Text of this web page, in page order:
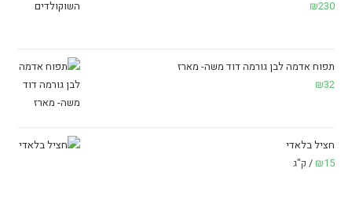
₪230
תפוח אדמה לבן גורמה דוד משה- מארז
₪32
חציל בלאדי
₪15 / ק"ג